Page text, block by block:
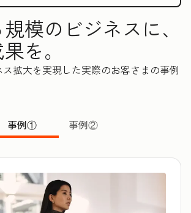
模のビジネスに、
を。
拡大を実現した実際のお客さまの事例
事例① 事例②